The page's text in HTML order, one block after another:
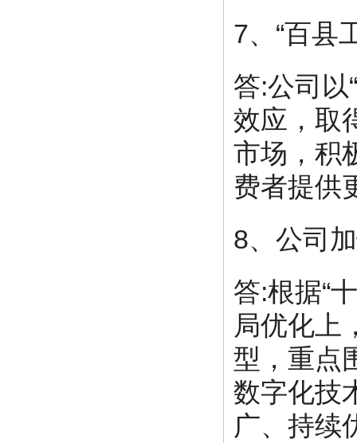
7、“百县
答:公司以
效应，取
市场，积
费者提供
8、公司
答:根据“
局优化上
型，重点
数字化技
广、持续